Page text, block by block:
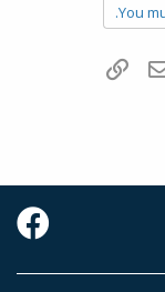
You
דואר אלקטרוני